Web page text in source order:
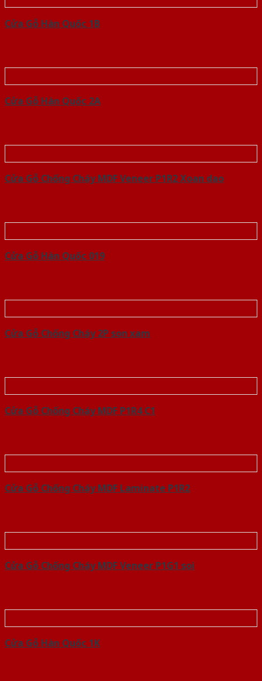
Cửa Gỗ Hàn Quốc 1B
Cửa Gỗ Hàn Quốc 2A
Cửa Gỗ Chống Cháy MDF Veneer P1R2 Xoan dao
Cửa Gỗ Hàn Quốc 019
Cửa Gỗ Chống Cháy 2P son xam
Cửa Gỗ Chống Cháy MDF P1R4 C1
Cửa Gỗ Chống Cháy MDF Laminate P1R2
Cửa Gỗ Chống Cháy MDF Veneer P1G1 soi
Cửa Gỗ Hàn Quốc 1K